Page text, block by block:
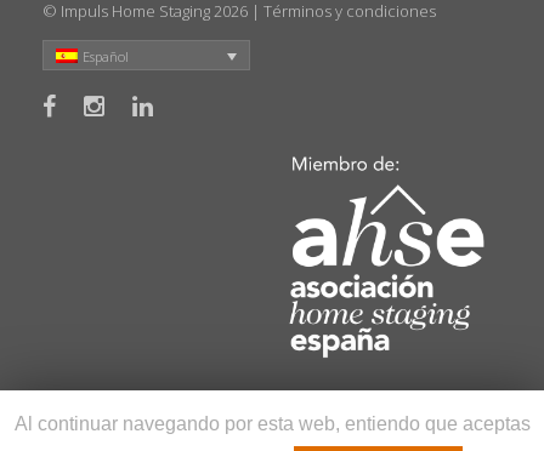
© Impuls Home Staging 2026 | Términos y condiciones
Español
Al continuar navegando por esta web, entiendo que aceptas